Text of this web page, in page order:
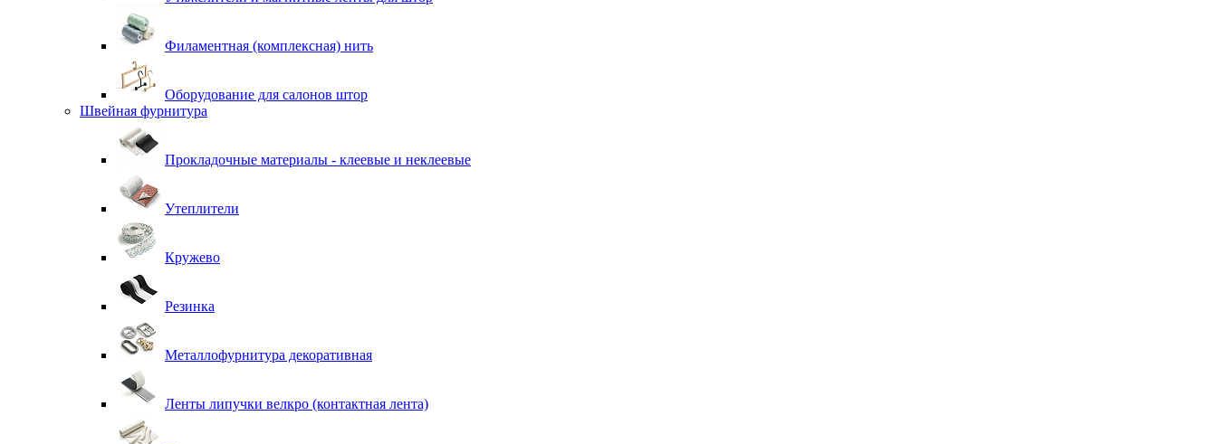
Филаментная (комплексная) нить
Оборудование для салонов штор
Швейная фурнитура
Прокладочные материалы - клеевые и неклеевые
Утеплители
Кружево
Резинка
Металлофурнитура декоративная
Ленты липучки велкро (контактная лента)